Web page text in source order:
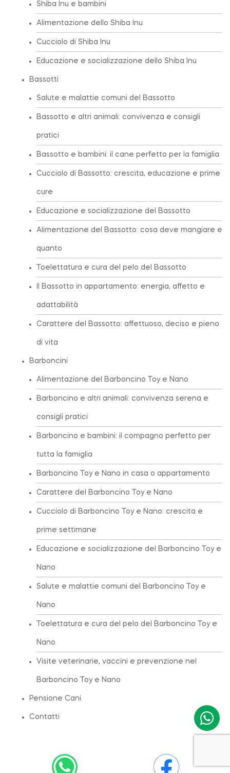
Shiba Inu e bambini
Alimentazione dello Shiba Inu
Cucciolo di Shiba Inu
Educazione e socializzazione dello Shiba Inu
Bassotti
Salute e malattie comuni del Bassotto
Bassotto e altri animali: convivenza e consigli
pratici
Bassotto e bambini: il cane perfetto per la famiglia
Cucciolo di Bassotto: crescita, educazione e prime
cure
Educazione e socializzazione del Bassotto
Alimentazione del Bassotto: cosa deve mangiare e
quanto
Toelettatura e cura del pelo del Bassotto
Il Bassotto in appartamento: energia, affetto e
adattabilità
Carattere del Bassotto: affettuoso, deciso e pieno
di vita
Barboncini
Alimentazione del Barboncino Toy e Nano
Barboncino e altri animali: convivenza serena e
consigli pratici
Barboncino e bambini: il compagno perfetto per
tutta la famiglia
Barboncino Toy e Nano in casa o appartamento
Carattere del Barboncino Toy e Nano
Cucciolo di Barboncino Toy e Nano: crescita e
prime settimane
Educazione e socializzazione del Barboncino Toy e
Nano
Salute e malattie comuni del Barboncino Toy e
Nano
Toelettatura e cura del pelo del Barboncino Toy e
Nano
Visite veterinarie, vaccini e prevenzione nel
Barboncino Toy e Nano
Pensione Cani
Contatti